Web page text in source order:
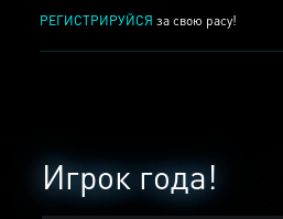
РЕГИСТРИРУЙСЯ за свою расу!
Игрок года!